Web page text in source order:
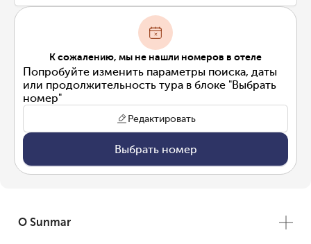
К сожалению, мы не нашли номеров в отеле
Попробуйте изменить параметры поиска, даты
или продолжительность тура в блоке "Выбрать
номер"
Редактировать
Выбрать номер
О Sunmar